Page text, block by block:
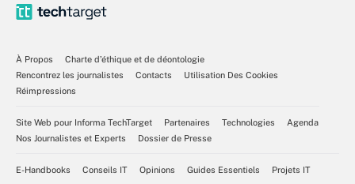
À Propos
Charte d’éthique et de déontologie
Rencontrez les journalistes
Contacts
Utilisation Des Cookies
Réimpressions
Site Web pour Informa TechTarget Partenaires Technologies
Agenda
Nos Journalistes et Experts
Dossier de Presse
E-Handbooks Conseils IT Opinions Guides Essentiels Projets IT